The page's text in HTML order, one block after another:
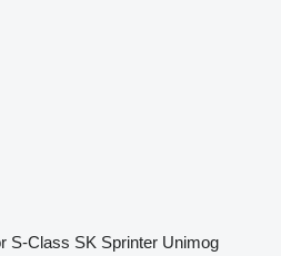
S-Class SK Sprinter Unimog